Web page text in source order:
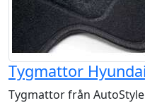
Tygmattor
Tygmattor från